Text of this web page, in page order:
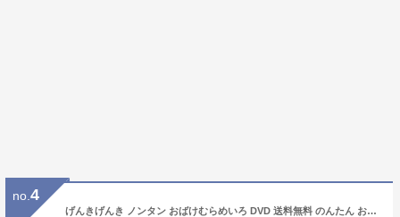
no. 4
げんきげんき ノンタン おばけむらめいろ DVD 送料無料 のんたん おばけ 元気 ひらかな ことば 言葉 知育 育脳 知育玩具 アニメ 絵本 子供 幼児 2歳 2歳半 3歳 4歳 5歳 幼稚園 保育園 文字 学習 頭がよくなる 誕生日 プレゼント ギフト